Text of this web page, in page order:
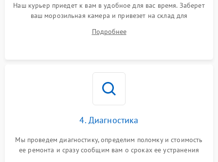
Наш курьер приедет к вам в удобное для вас время. Заберет
ваш морозильная камера и привезет на склад для
Подробнее
4. Диагностика
Мы проведем диагностику, определим поломку и стоимость
ее ремонта и сразу сообщим вам о сроках ее устранения